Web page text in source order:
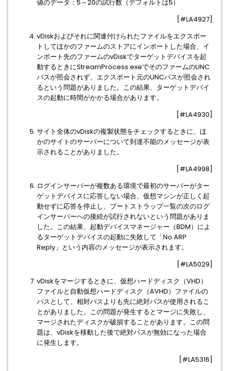
値のデータ：5～20の試行数（デフォルトは5）
[#LA4927]
vDiskおよびそれに関連付けられたファイルをエクスポー
トしてほかのファームのストアにインポートした場合、イ
ンポート先のファームのvDiskでターゲットデバイスを起
動するときにStreamProcess.exeでそのファームのUNC
パスが照会されず、エクスポート元のUNCパスが照会され
るという問題がありました。この結果、ターゲットデバイ
スの起動に時間がかかる場合があります。
[#LA4930]
サイト全体のvDiskの複製状態をチェックするときに、ほ
かのサイトのサーバーについて到達不能のメッセージが表
示されることがありました。
[#LA4998]
ログインサーバーが複数ある環境で最初のサーバーがター
ゲットデバイスに応答しない場合、仮想マシンが正しく起
動せずに応答を停止し、ブートストラップ一覧の次のログ
インサーバーへの接続が試行されないという問題がありま
した。この結果、起動デバイスマネージャー（BDM）によ
るターゲットデバイスの起動に失敗して「No ARP
Reply」という内容のメッセージが表示されます。
[#LA5029]
vDiskをマージするときに、仮想ハードディスク（VHD）
ファイルと自動仮想ハードディスク（AVHD）ファイルの
パスとして、相対パスよりも先に絶対パスが使用されるこ
とがありました。この問題が発生するとマージに失敗し、
マージされたディスクが破損することがあります。この問
題は、vDiskを移動した後で絶対パスが無効になった場合
に発生します。
[#LA5316]